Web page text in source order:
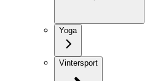
Yoga
Vintersport